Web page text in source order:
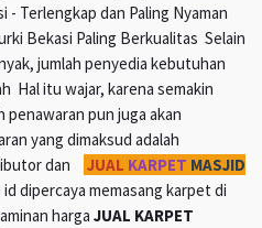
- Terlengkap dan Paling Nyaman
Bekasi Paling Berkualitas Selain
jumlah penyedia kebutuhan
Hal itu wajar, karena semakin
penawaran pun juga akan
yang dimaksud adalah
dan
JUAL KARPET MASJID
dipercaya memasang karpet di
harga JUAL KARPET